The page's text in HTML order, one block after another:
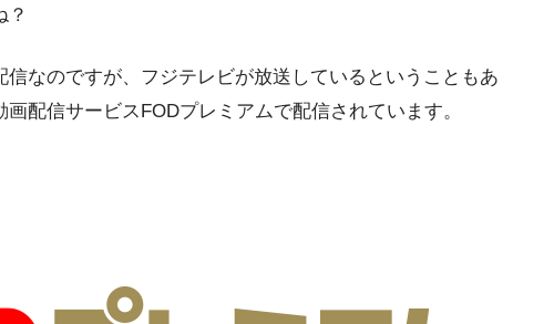
？
信なのですが、フジテレビが放送しているということもあ
配信サービスFODプレミアムで配信されています。